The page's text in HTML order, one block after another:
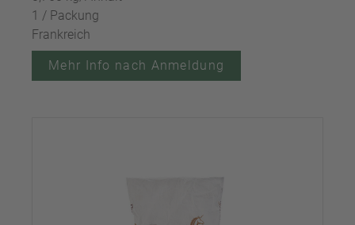
1 / Packung
Frankreich
Mehr Info nach Anmeldung